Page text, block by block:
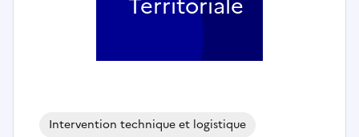
Intervention technique et logistique